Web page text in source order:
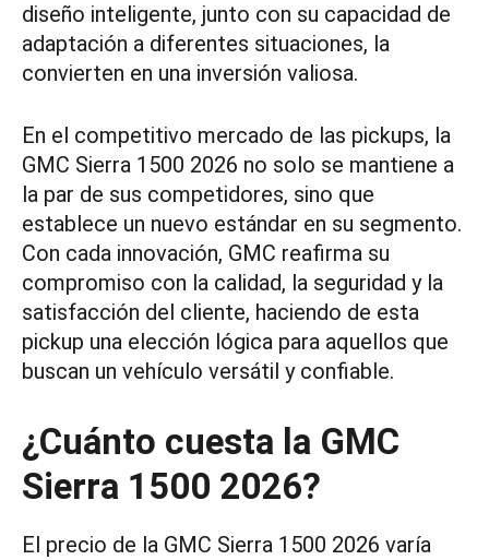
diseño inteligente, junto con su capacidad de
adaptación a diferentes situaciones, la
convierten en una inversión valiosa.
En el competitivo mercado de las pickups, la
GMC Sierra 1500 2026 no solo se mantiene a
la par de sus competidores, sino que
establece un nuevo estándar en su segmento.
Con cada innovación, GMC reafirma su
compromiso con la calidad, la seguridad y la
satisfacción del cliente, haciendo de esta
pickup una elección lógica para aquellos que
buscan un vehículo versátil y confiable.
¿Cuánto cuesta la GMC
Sierra 1500 2026?
El precio de la GMC Sierra 1500 2026 varía